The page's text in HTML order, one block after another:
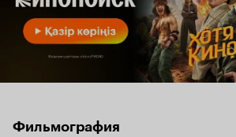
Фильмография